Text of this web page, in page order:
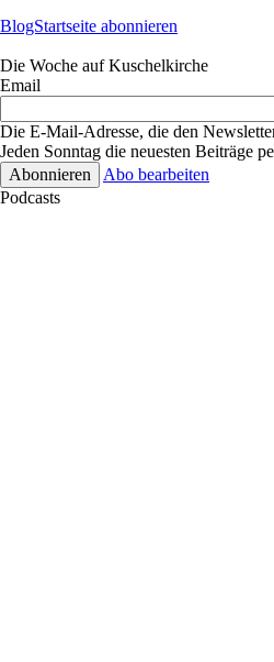
BlogStartseite abonnieren
Die Woche auf Kuschelkirche
Email
Die E-Mail-Adresse, die den
Jeden Sonntag die neuesten Beiträge
Abo bearbeiten
Podcasts